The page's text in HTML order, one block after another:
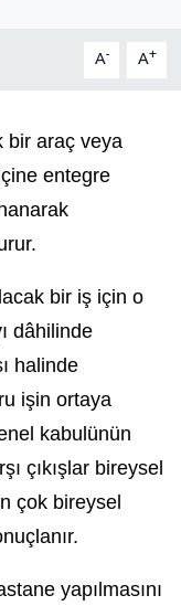
A- A+
bir araç veya
entegre
bir iş için o
dâhilinde
halinde
işin ortaya
kabulünün
çıkışlar bireysel
çok bireysel
yapılmasını